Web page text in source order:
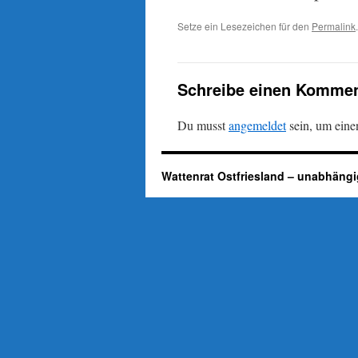
Setze ein Lesezeichen für den Permalink.
Schreibe einen
Du musstangemeldetsein, um
Wattenrat Ostfriesland –